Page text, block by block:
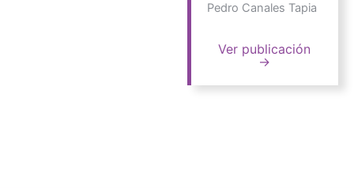
Pedro Canales Tapia
Ver publicación
→